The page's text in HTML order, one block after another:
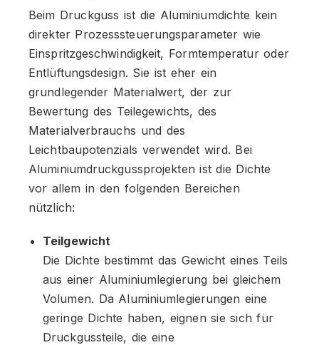
Beim Druckguss ist die Aluminiumdichte kein
direkter Prozesssteuerungsparameter wie
Einspritzgeschwindigkeit, Formtemperatur oder
Entlüftungsdesign. Sie ist eher ein
grundlegender Materialwert, der zur
Bewertung des Teilegewichts, des
Materialverbrauchs und des
Leichtbaupotenzials verwendet wird. Bei
Aluminiumdruckgussprojekten ist die Dichte
vor allem in den folgenden Bereichen
nützlich:
Teilgewicht
Die Dichte bestimmt das Gewicht eines Teils
aus einer Aluminiumlegierung bei gleichem
Volumen. Da Aluminiumlegierungen eine
geringe Dichte haben, eignen sie sich für
Druckgussteile, die eine